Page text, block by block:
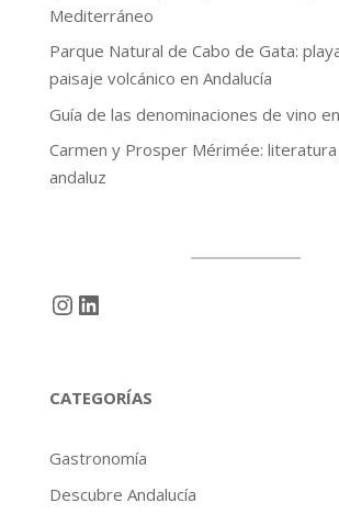
Mediterráneo
Parque Natural de Cabo de Gata:
paisaje volcánico en Andalucía
Guía de las denominaciones de vino
Carmen y Prosper Mérimée:
andaluz
Instagram
LinkedIn
CATEGORÍAS
Gastronomía
Descubre Andalucía